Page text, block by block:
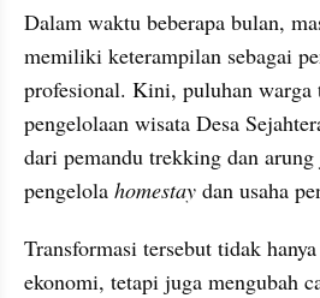
Dalam waktu beberapa bulan,
memiliki keterampilan sebagai
profesional. Kini, puluhan
pengelolaan wisata Desa
dari pemandu trekking dan
pengelola homestay dan usaha
Transformasi tersebut tidak
ekonomi, tetapi juga mengubah